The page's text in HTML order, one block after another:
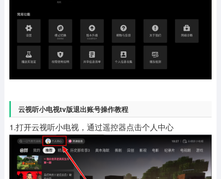
云视听小电视tv版退出账号操作教程
1.打开云视听小电视，通过遥控器点击个人中心